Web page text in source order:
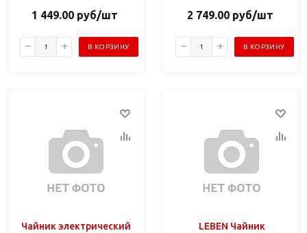
1 449.00 руб/шт
В КОРЗИНУ
2 749.00 руб/шт
В КОРЗИНУ
Чайник электрический
LEBEN Чайник